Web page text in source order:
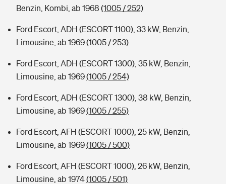
Benzin, Kombi, ab 1968 (1005 / 252)
Ford Escort, ADH (ESCORT 1100), 33 kW, Benzin,
Limousine, ab 1969(1005 / 253)
Ford Escort, ADH (ESCORT 1300), 35 kW, Benzin,
Limousine, ab 1969(1005 / 254)
Ford Escort, ADH (ESCORT 1300), 38 kW, Benzin,
Limousine, ab 1969(1005 / 255)
Ford Escort, AFH (ESCORT 1000), 25 kW, Benzin,
Limousine, ab 1969(1005 / 500)
Ford Escort, AFH (ESCORT 1000), 26 kW, Benzin,
Limousine, ab 1974(1005 / 501)